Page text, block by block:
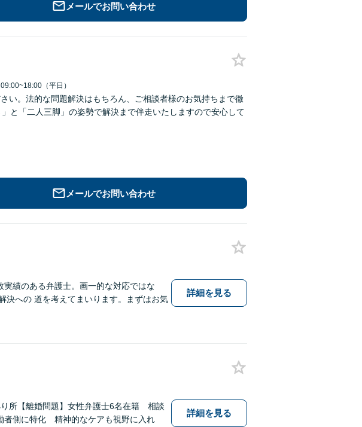
メールでお問い合わせ
（平日）
い。法的な問題解決はもちろん、ご相談者様のお気持ちまで徹
と「二人三脚」の姿勢で解決まで伴走いたしますので安心して
メールでお問い合わせ
実績のある弁護士。画一的な対応ではな
決への 道を考えてまいります。まずはお気
詳細を見る
り所【離婚問題】女性弁護士6名在籍 相談
者側に特化 精神的なケアも視野に入れ
詳細を見る